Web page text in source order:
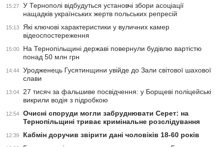
15:27
У Тернополі відбудуться установчі збори асоціації
нащадків українських жертв польських репресій
15:13
Які ключові характеристики у вуличних камер
відеоспостереження
15:00
На Тернопільщині державі повернули будівлю вартістю
понад 50 млн грн
14:44
Уродженець Гусятинщини увійде до Зали світової шахової
слави
13:04
27 тисяч за фальшиве посвідчення: у Борщеві поліцейські
викрили водія з підробкою
12:54
Очисні споруди могли забруднювати Серет: на
Тернопільщині триває кримінальне розслідування
12:39 Кабмін доручив звірити дані чоловіків 18-60 років